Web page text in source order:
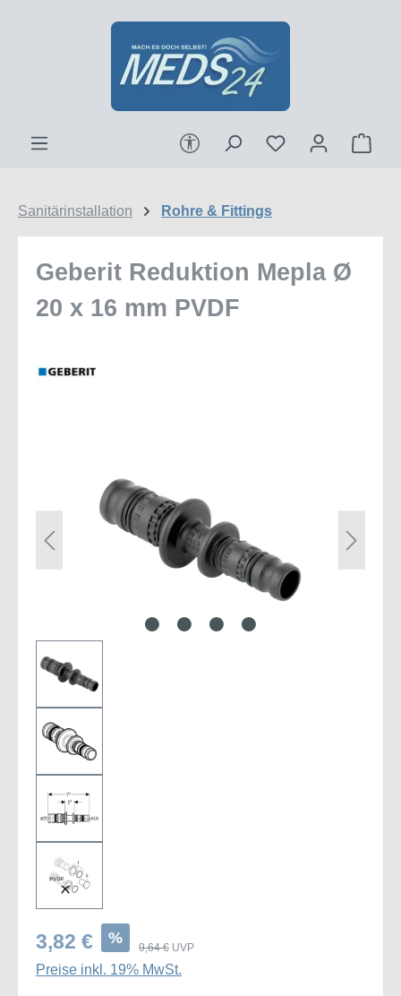
Zum Hauptinhalt springen
Werkzeugleiste anzeigen
Sanitärinstallation Rohre & Fittings
Geberit Reduktion Mepla Ø
20 x 16 mm PVDF
3,82 € %
9,64 € UVP
Preise inkl. 19% MwSt.